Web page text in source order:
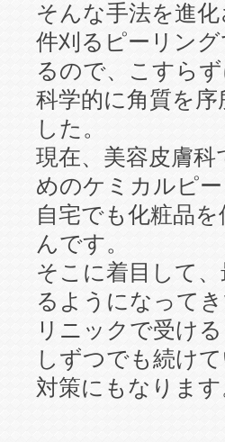
そんな手法を進
件刈るピーリン
るので、こすら
科学的に角質を
した。
現在、美容皮膚
めのケミカルピ
自宅でも化粧品
んです。
そこに着目して
るようになって
リニックで受け
しずつでも続け
対策にもなります